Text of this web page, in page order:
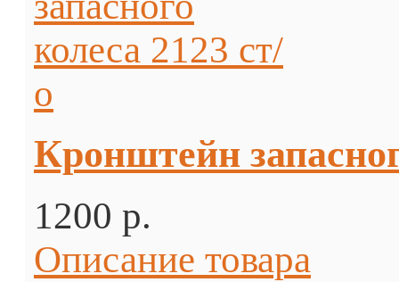
Кронштейн
1200 p.
Описание товара